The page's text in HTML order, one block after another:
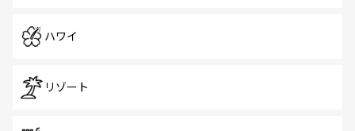
ハワイ
リゾート